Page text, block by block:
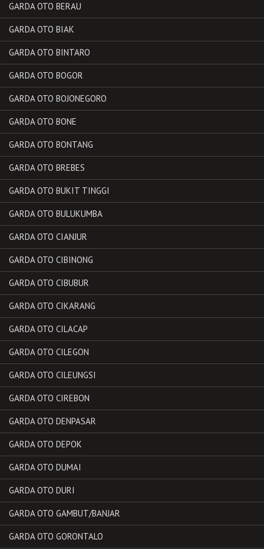
GARDA OTO BERAU
GARDA OTO BIAK
GARDA OTO BINTARO
GARDA OTO BOGOR
GARDA OTO BOJONEGORO
GARDA OTO BONE
GARDA OTO BONTANG
GARDA OTO BREBES
GARDA OTO BUKIT TINGGI
GARDA OTO BULUKUMBA
GARDA OTO CIANJUR
GARDA OTO CIBINONG
GARDA OTO CIBUBUR
GARDA OTO CIKARANG
GARDA OTO CILACAP
GARDA OTO CILEGON
GARDA OTO CILEUNGSI
GARDA OTO CIREBON
GARDA OTO DENPASAR
GARDA OTO DEPOK
GARDA OTO DUMAI
GARDA OTO DURI
GARDA OTO GAMBUT/BANJAR
GARDA OTO GORONTALO